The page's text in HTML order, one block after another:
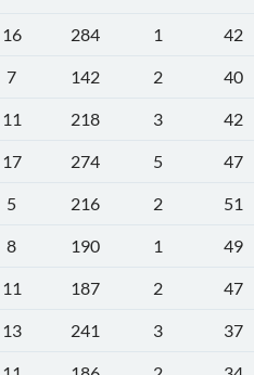
16 284 1
42
7 142 2
40
11 218 3
42
17 274 5
47
5 216 2
51
8 190 1
49
11 187 2
47
13 241 3
37